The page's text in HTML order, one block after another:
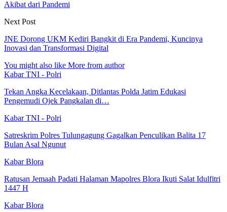
Akibat dari Pandemi
Next Post
JNE Dorong UKM Kediri Bangkit di Era Pandemi, Kuncinya
Inovasi dan Transformasi Digital
You might also like More from author
Kabar TNI - Polri
Tekan Angka Kecelakaan, Ditlantas Polda Jatim Edukasi
Pengemudi Ojek Pangkalan di…
Kabar TNI - Polri
Satreskrim Polres Tulungagung Gagalkan Penculikan Balita 17
Bulan Asal Ngunut
Kabar Blora
Ratusan Jemaah Padati Halaman Mapolres Blora Ikuti Salat Idulfitri
1447 H
Kabar Blora